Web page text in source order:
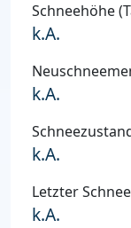
Schneehöhe
k.A.
k.A.
k.A.
Letzter
k.A.